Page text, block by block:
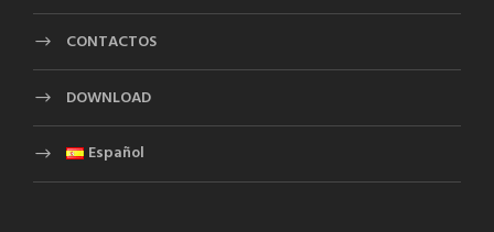
CONTACTOS
DOWNLOAD
Español